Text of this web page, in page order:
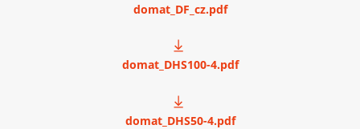
domat_DF_cz.pdf
domat_DHS100-4.pdf
domat_DHS50-4.pdf